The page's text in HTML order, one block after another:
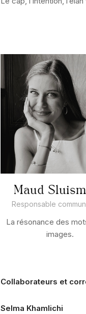
Maud
Responsable
La résonance des
images.
Collaborateurs et
Selma Khamlichi